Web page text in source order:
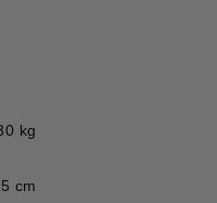
kg
cm